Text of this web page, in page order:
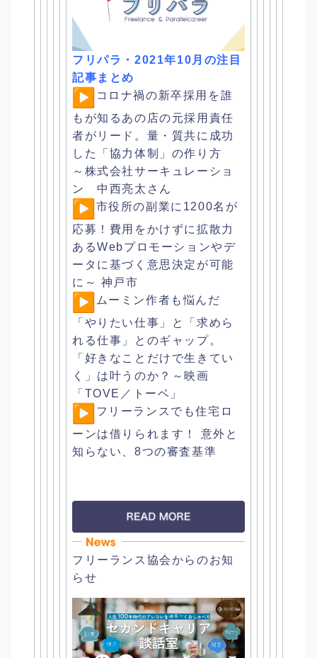
フリパラ・2021年10月の注目
記事まとめ
コロナ禍の新卒採用を誰
もが知るあの店の元採用責任
者がリード。 量・質共に成功
した「協力体制」の作り方
～株式会社サーキュレーショ
ン 中西亮太さん
︎市役所の副業に1200名が
応募！ 費用をかけずに拡散力
あるWebプロモーションやデ
ータに基づく 意思決定が可能
に～ 神戸市
︎ムーミン作者も悩んだ
「やりたい仕事」と「求めら
れる仕事」
とのギャップ。
「好きなことだけで生きてい
く」は叶うのか？～ 映画
「TOVE／トーベ」
︎フリーランスでも住宅ロ
ーンは借りられます！ 意外と
知らない、8つの審査基準
フリーランス協会からのお知
らせ